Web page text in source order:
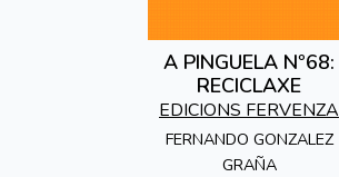
A PINGUELA Nº68:
RECICLAXE
EDICIONS FERVENZA
FERNANDO GONZALEZ
GRAÑA